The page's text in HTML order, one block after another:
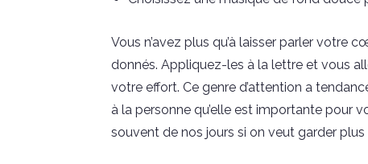
Vous n’avez plus qu’à laisser parler votre
donnés. Appliquez-les à la lettre et vous
votre effort. Ce genre d’attention a
à la personne qu’elle est importante pour
souvent de nos jours si on veut garder